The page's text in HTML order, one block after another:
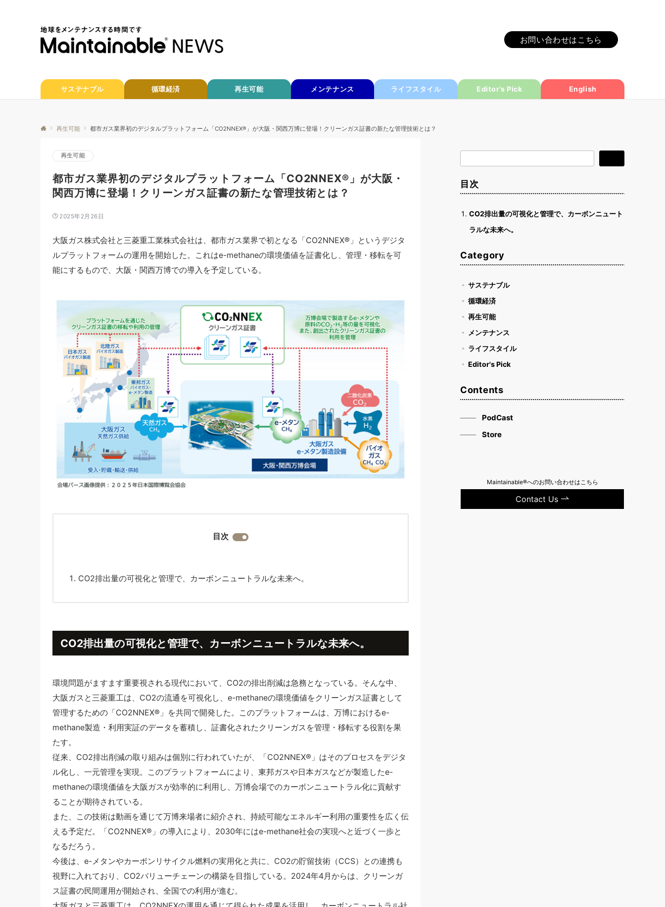
お問い合わせはこちら
サステナブル 循環経済 再生可能 メンテナンス ライフスタイル Editor’s Pick English
再生可能 都市ガス業界初のデジタルプラットフォーム「CO2NNEX®」が大阪・関西万博に登場！クリーンガス証書の新たな管理技術とは？
再生可能
都市ガス業界初のデジタルプラットフォーム「CO2NNEX®」が大阪・
関西万博に登場！クリーンガス証書の新たな管理技術とは？
2025年2月26日
大阪ガス株式会社と三菱重工業株式会社は、都市ガス業界で初となる「CO2NNEX®」というデジタ
ルプラットフォームの運用を開始した。これはe-methaneの環境価値を証書化し、管理・移転を可
能にするもので、大阪・関西万博での導入を予定している。
目次
CO2排出量の可視化と管理で、カーボンニュートラルな未来へ。
CO2排出量の可視化と管理で、カーボンニュートラルな未来へ。
環境問題がますます重要視される現代において、CO2の排出削減は急務となっている。そんな中、
大阪ガスと三菱重工は、CO2の流通を可視化し、e-methaneの環境価値をクリーンガス証書として
管理するための「CO2NNEX®」を共同で開発した。このプラットフォームは、万博におけるe-
methane製造・利用実証のデータを蓄積し、証書化されたクリーンガスを管理・移転する役割を果
たす。
従来、CO2排出削減の取り組みは個別に行われていたが、「CO2NNEX®」はそのプロセスをデジタ
ル化し、一元管理を実現。このプラットフォームにより、東邦ガスや日本ガスなどが製造したe-
methaneの環境価値を大阪ガスが効率的に利用し、万博会場でのカーボンニュートラル化に貢献す
ることが期待されている。
また、この技術は動画を通じて万博来場者に紹介され、持続可能なエネルギー利用の重要性を広く伝
える予定だ。「CO2NNEX®」の導入により、2030年にはe-methane社会の実現へと近づく一歩と
なるだろう。
今後は、e-メタンやカーボンリサイクル燃料の実用化と共に、CO2の貯留技術（CCS）との連携も
視野に入れており、CO2バリューチェーンの構築を目指している。2024年4月からは、クリーンガ
ス証書の民間運用が開始され、全国での利用が進む。
索
目次
CO2排出量の可視化と管理で、カーボンニュート
ラルな未来へ。
Category
サステナブル
循環経済
再生可能
メンテナンス
ライフスタイル
Editor's Pick
Contents
PodCast
Store
Maintainable®へのお問い合わせはこちら
Contact Us